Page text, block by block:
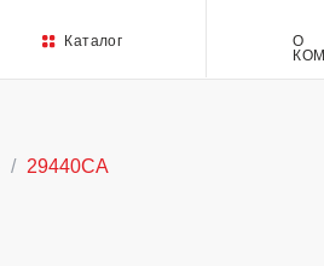
КОМПАНИИ
Каталог
29440CA